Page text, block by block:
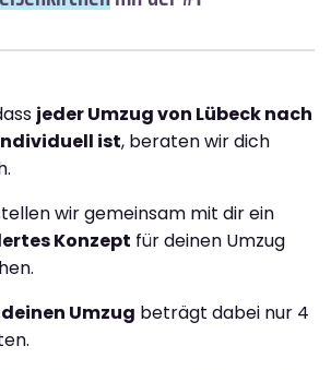
jeder Umzug von Lübeck nach
ist, beraten wir dich
wir gemeinsam mit dir ein
Konzept für deinen Umzug
Umzug beträgt dabei nur 4